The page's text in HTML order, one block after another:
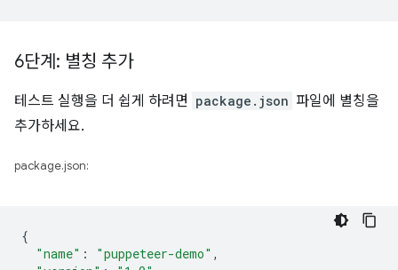
6단계: 별칭 추가
테스트 실행을 더 쉽게 하려면 package.json 파일에 별칭을
추가하세요.
package.json:
{
"name" : "puppeteer-demo" ,